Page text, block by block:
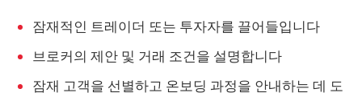
잠재적인 트레이더 또는 투자자를 끌어들입니다
브로커의 제안 및 거래 조건을 설명합니다
잠재 고객을 선별하고 온보딩 과정을 안내하는 데 도